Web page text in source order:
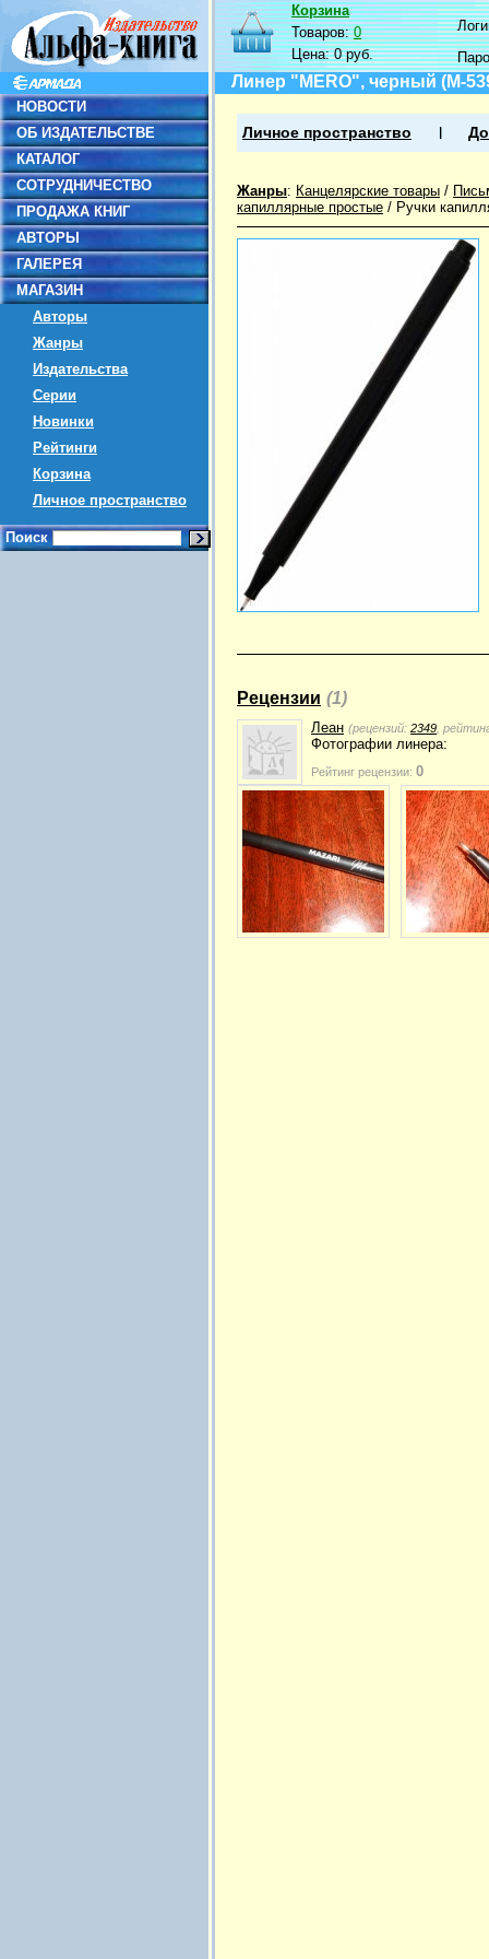
НОВОСТИ
ОБ ИЗДАТЕЛЬСТВЕ
КАТАЛОГ
СОТРУДНИЧЕСТВО
ПРОДАЖА КНИГ
АВТОРЫ
ГАЛЕРЕЯ
МАГАЗИН
Авторы
Жанры
Издательства
Серии
Новинки
Рейтинги
Корзина
Личное пространство
Поиск
Корзина
Товаров:0
Цена:0 руб.
Линер "MERO", черный (M-
Личное пространство
Жанры: Канцелярские товары /
капиллярные простые / Ручки
Рецензии (1)
Леан (рецензий: 2349 ,
Фотографии линера:
Рейтинг рецензии: 0